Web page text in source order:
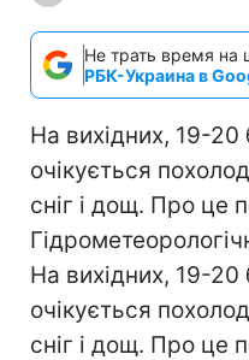
Не трать время на
РБК-Украина в
На вихідних, 19-20
очікується
сніг і дощ. Про це
На вихідних, 19-20
очікується
сніг і дощ. Про це